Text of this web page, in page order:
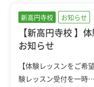
新高円寺校 お知らせ
【新高円寺校 】
お知らせ
【体験レッスンをご
験レッスン受付を一時…